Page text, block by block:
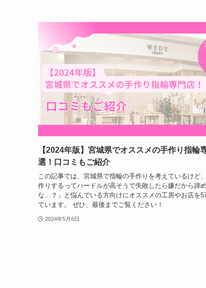
【2024年版】宮城県でオススメの手作り指輪
選！口コミもご紹介
この記事では、宮城県で指輪の手作りを考えているけど
作りするってハードルが高そうで失敗したら嫌だから諦
な…？」と悩んでいる方向けにオススメの工房やお店を5
ています。 ぜひ、最後までご覧ください！
2024年5月6日